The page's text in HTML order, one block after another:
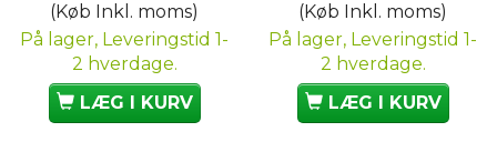
(Køb Inkl. moms)
På lager, Leveringstid 1-
2 hverdage.
LÆG I KURV
(Køb Inkl. moms)
På lager, Leveringstid 1-
2 hverdage.
LÆG I KURV